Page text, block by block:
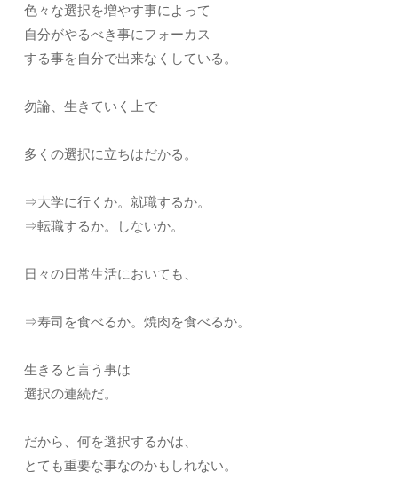
色々な選択を増やす事によって
自分がやるべき事にフォーカス
する事を自分で出来なくしている。
勿論、生きていく上で
多くの選択に立ちはだかる。
⇒大学に行くか。就職するか。
⇒転職するか。しないか。
日々の日常生活においても、
⇒寿司を食べるか。焼肉を食べるか。
生きると言う事は
選択の連続だ。
だから、何を選択するかは、
とても重要な事なのかもしれない。